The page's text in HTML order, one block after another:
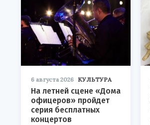
6 августа 2026 КУЛЬТУРА
На летней сцене «Дома
офицеров» пройдет
серия бесплатных
концертов